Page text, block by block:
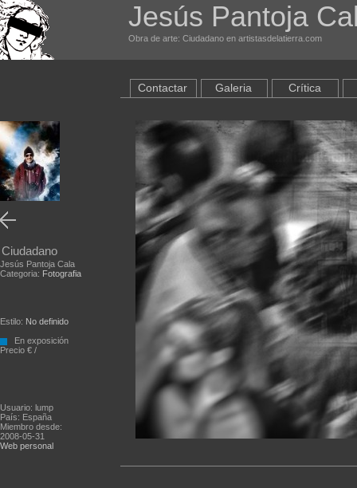
Jesús Pantoja
Obra de arte: Ciudadano en artistasdelatierra.com
Ciudadano
Jesús Pantoja Cala
Categoria: Fotografia
Estilo: No definido
En exposición
Precio € /
Usuario: lump
País: España
Miembro desde:
2008-05-31
Web personal
Contactar Galeria Crítica